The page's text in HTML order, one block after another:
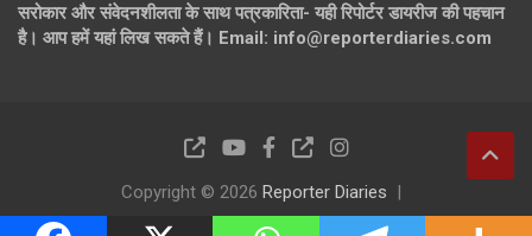
सरोकार और संवेदनशीलता के साथ पत्रकारिता- यही रिपोर्टर डायरीज की पहचान
है। आप हमें यहां लिख सकते हैं। Email: info@reporterdiaries.com
Copyright © 2026 Reporter Diaries
Theme by:
Theme Horse Proudly Powered by:WordPress